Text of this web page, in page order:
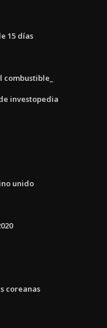
15 días
investopedia
unido
coreanas